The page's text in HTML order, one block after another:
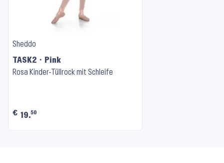
Sheddo
TASK2 ⬝ Pink
Rosa Kinder-Tüllrock mit Schleife
€ 19.50